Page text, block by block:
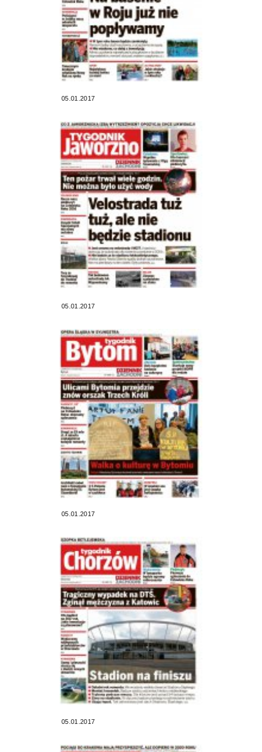
05.01.2017
05.01.2017
05.01.2017
05.01.2017